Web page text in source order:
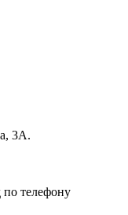
3А.
по телефону